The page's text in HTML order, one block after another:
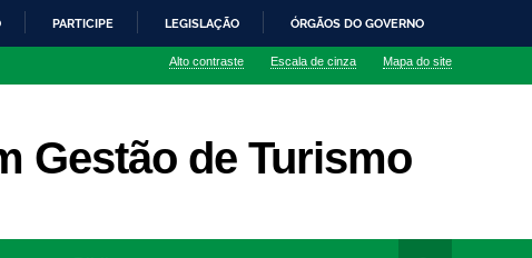
PARTICIPE LEGISLAÇÃO ÓRGÃOS DO GOVERNO
Alto contraste Escala de cinza Mapa do site
Gestão de Turismo